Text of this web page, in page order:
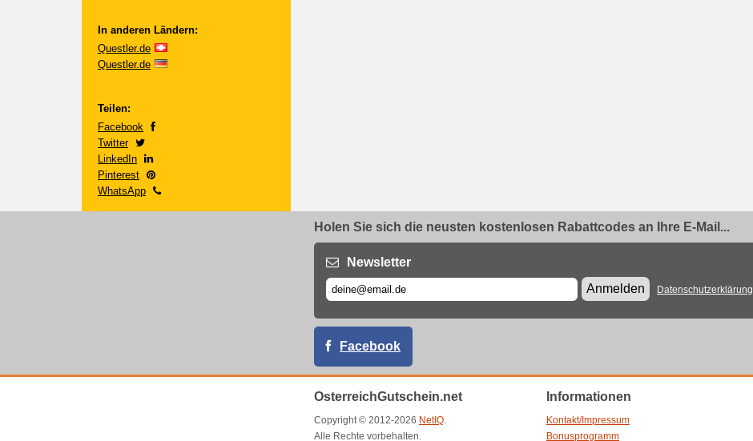
In anderen Ländern:
Questler.de
Questler.de
Teilen:
Facebook
Twitter
LinkedIn
Pinterest
WhatsApp
Holen Sie sich die neusten kostenlosen Rabattcodes an Ihre E-Mail...
Newsletter
Anmelden
Datenschutzerklärung
Facebook
OsterreichGutschein.net
Copyright © 2012-2026 NetIQ.
Alle Rechte vorbehalten.
Informationen
Kontakt/Impressum
Bonusprogramm